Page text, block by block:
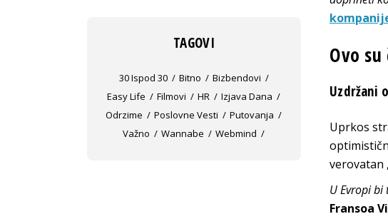
Ovo
Uzdržani
Uprkos
verovatan
U Evropi
Fransoa
TAGOVI
30 Ispod 30 Bitno
Bizbendovi
Easy Life
Filmovi HR
Izjava Dana
Odrzime
Poslovne Vesti
Putovanja
Važno
Wannabe Webmind